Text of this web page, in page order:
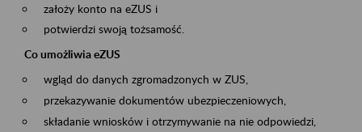
założy konto na eZUS i
potwierdzi swoją tożsamość.
Co umożliwia eZUS
wgląd do danych zgromadzonych w ZUS,
przekazywanie dokumentów ubezpieczeniowych,
składanie wniosków i otrzymywanie na nie odpowiedzi,